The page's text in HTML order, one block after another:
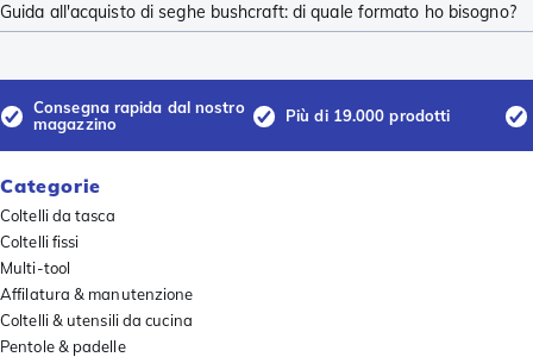
Guida all'acquisto di seghe bushcraft: di quale formato ho bisogno?
Consegna rapida dal nostro
magazzino
Più di 19.000 prodotti
Categorie
Coltelli da tasca
Coltelli fissi
Multi-tool
Affilatura & manutenzione
Coltelli & utensili da cucina
Pentole & padelle